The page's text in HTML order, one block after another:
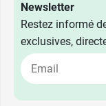
5,59
Newsletter
Restez informé
exclusives,